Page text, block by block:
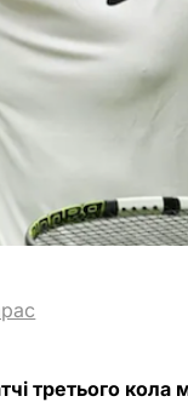
третього кола